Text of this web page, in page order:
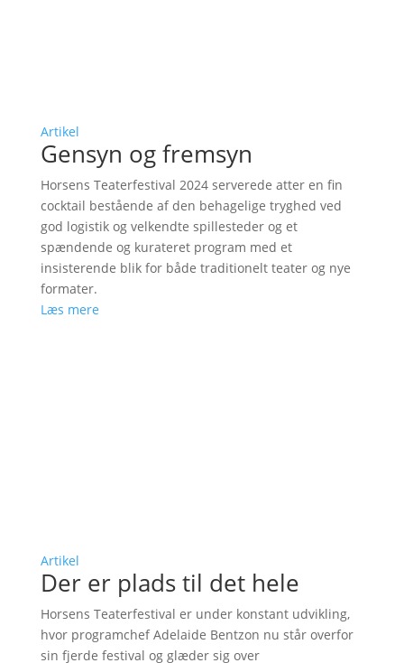
Artikel
Gensyn og fremsyn
Horsens Teaterfestival 2024 serverede atter en fin
cocktail bestående af den behagelige tryghed ved
god logistik og velkendte spillesteder og et
spændende og kurateret program med et
insisterende blik for både traditionelt teater og nye
formater.
Læs mere
Artikel
Der er plads til det hele
Horsens Teaterfestival er under konstant udvikling,
hvor programchef Adelaide Bentzon nu står overfor
sin fjerde festival og glæder sig over